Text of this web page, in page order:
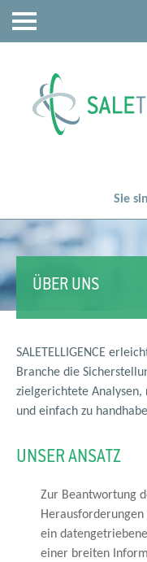
Sie
ÜBER UNS
SALETELLIGENCE
Branche die
zielgerichtete
und einfach zu
UNSER ANSATZ
Zur Beantwortung
ein
einer breiten